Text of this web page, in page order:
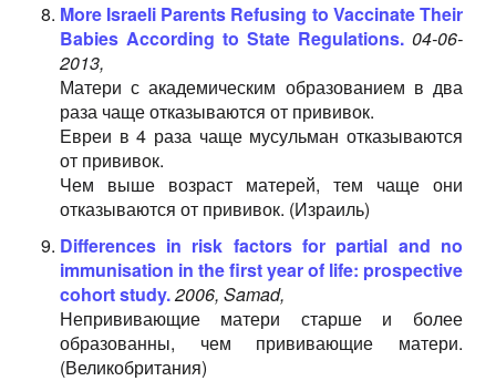
More Israeli Parents Refusing to Vaccinate Their
Babies According to State Regulations. 04-06-
2013,
Матери с академическим образованием в два
раза чаще отказываются от прививок.
Евреи в 4 раза чаще мусульман отказываются
от прививок.
Чем выше возраст матерей, тем чаще они
отказываются от прививок. (Израиль)
Differences in risk factors for partial and no
immunisation in the first year of life: prospective
cohort study.2006, Samad,
Непрививающие матери старше и более
образованны, чем прививающие матери.
(Великобритания)